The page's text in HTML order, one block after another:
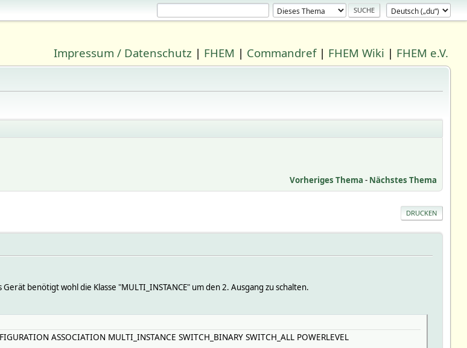
Impressum / Datenschutz | FHEM | Commandref| FHEM Wiki | FHEM e.V.
Vorheriges Thema - Nächstes Thema
DRUCKEN
benötigt wohl die Klasse "MULTI_INSTANCE" um den 2. Ausgang zu schalten.
ASSOCIATION MULTI_INSTANCE SWITCH_BINARY SWITCH_ALL POWERLEVEL